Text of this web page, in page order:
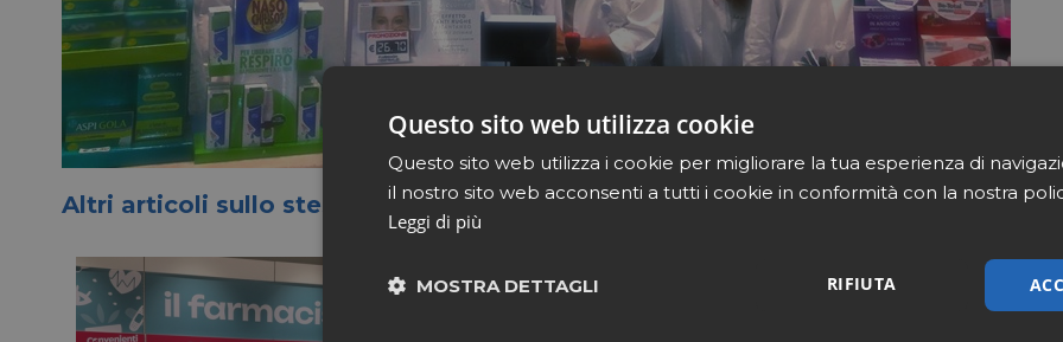
Altri articoli sullo stesso tema
Questo sito web utilizza cookie
Questo sito web utilizza i cookie per migliorare la tua esperienza di
il nostro sito web acconsenti a tutti i cookie in conformità con la nostra
Leggi di più
RIFIUTA
MOSTRA DETTAGLI